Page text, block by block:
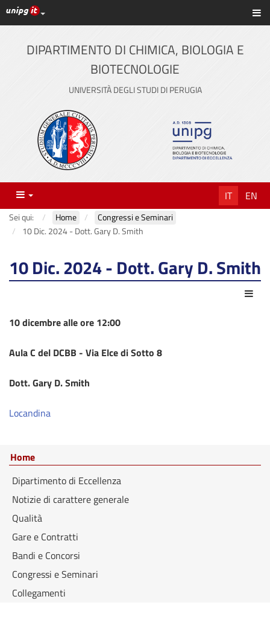
Vai
al
contenuto
principale
Link ai principali servizi web di Ateneo
DIPARTIMENTO DI CHIMICA, BIOLOGIA E
BIOTECNOLOGIE
UNIVERSITÀ DEGLI STUDI DI PERUGIA
Menu IT EN
Sei qui: Home
Congressi e Seminari
10 Dic. 2024 - Dott. Gary D. Smith
10 Dic. 2024 - Dott. Gary D. Smith
10 dicembre alle ore 12:00
Aula C del DCBB - Via Elce di Sotto 8
Dott. Gary D. Smith
Locandina
Home
Dipartimento di Eccellenza
Notizie di carattere generale
Qualità
Gare e Contratti
Bandi e Concorsi
Congressi e Seminari
Collegamenti